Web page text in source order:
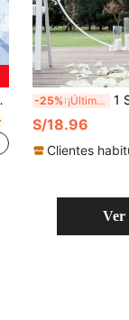
-25% ¡Últimos 3 días 1 Set Kit de Arco de
S/18.96
Clientes
Ver